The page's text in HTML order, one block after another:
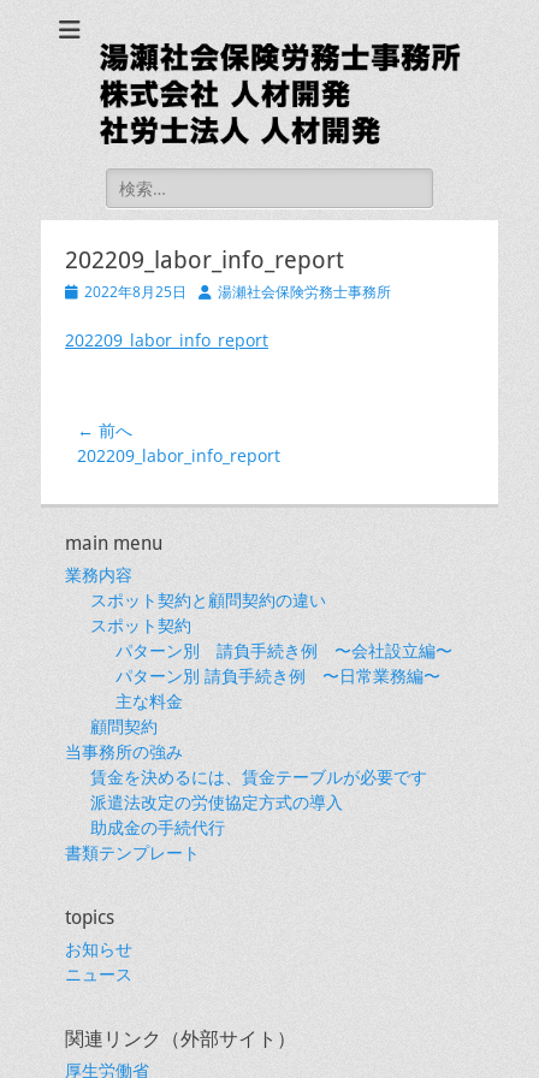
湯瀬社会保険労務士
事務所 社労士法人
人材開発
検
索:
202209_labor_info_report
投
日
2022年8月25日
投
者
湯瀬社会保険労務士事務所
202209_labor_info_report
投
稿
ゲ
ー
シ
← 前へ
前
投
稿:
202209_labor_info_report
main menu
業務内容
スポット契約と顧問契約の違い
スポット契約
パターン別 請負手続き例 〜会社設立編〜
パターン別 請負手続き例 〜日常業務編〜
主な料金
顧問契約
当事務所の強み
賃金を決めるには、賃金テーブルが必要です
派遣法改定の労使協定方式の導入
助成金の手続代行
書類テンプレート
topics
お知らせ
ニュース
関連リンク（外部サイト）
厚生労働省